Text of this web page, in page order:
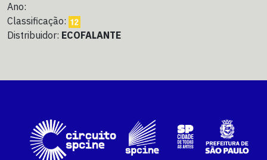
Ano:
Classificação:
Distribuidor: ECOFALANTE